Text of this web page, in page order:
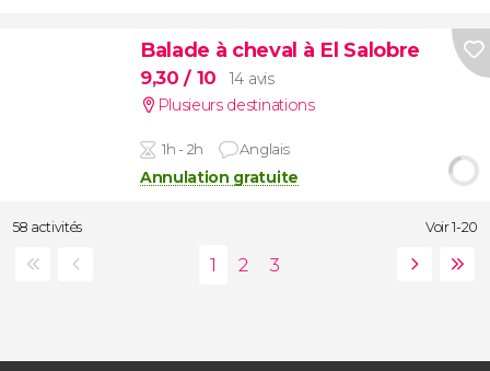
Balade à cheval à El Salobre
9,30/ 10
14 avis
Plusieurs destinations
1h - 2h Anglais
Annulation gratuite
58 activités Voir 1-20